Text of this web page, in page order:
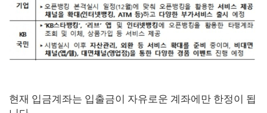
현재 입금계좌는 입출금이 자유로운 계좌에만 한정이 됩